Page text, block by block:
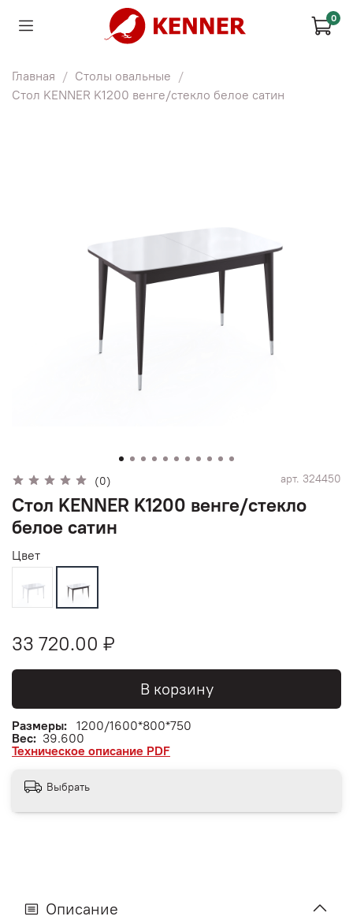
0
Главная
Столы овальные
Стол KENNER K1200 венге/стекло белое сатин
(0) арт. 324450
Стол KENNER K1200 венге/стекло
белое сатин
Цвет
33 720.00 ₽
В корзину
Размеры: 1200/1600*800*750
Вес: 39.600
Техническое описание PDF
Выбрать
Описание